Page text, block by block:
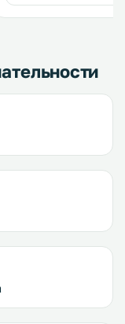
предоставляются
постельное белье. .